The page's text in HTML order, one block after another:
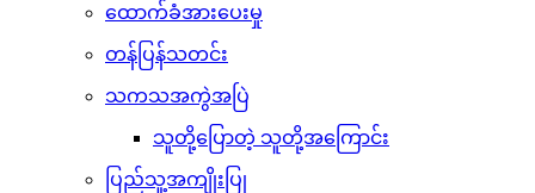
ထောက်ခံအားပေးမှု
တန်ပြန်သတင်း
သကသအကွဲအပြဲ
သူတို့ပြောတဲ့ သူတို့အကြောင်း
ပြည်သူ့အကျိုးပြု